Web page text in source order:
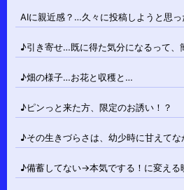
AIに親近感？…久々に投稿しようと思っ
♪引き寄せ…既に得た気分になるって、
♪畑の様子…お花と収穫と…
♪ピンっと来た方、限定のお誘い！？
♪その生きづらさは、幼少時に甘えてな
♪備蓄してない→本気でする！に変える